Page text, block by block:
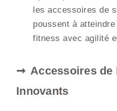
les accessoires de
poussent à
fitness avec agilité
Accessoires de
Innovants